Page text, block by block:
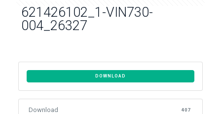
621426102_1-VIN730-
004_26327
DOWNLOAD
Download 407